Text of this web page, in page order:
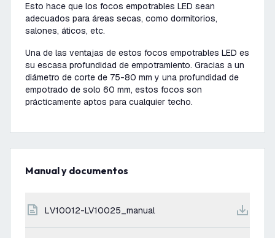
Esto hace que los focos empotrables LED sean
adecuados para áreas secas, como dormitorios,
salones, áticos, etc.
Una de las ventajas de estos focos empotrables LED es
su escasa profundidad de empotramiento. Gracias a un
diámetro de corte de 75-80 mm y una profundidad de
empotrado de solo 60 mm, estos focos son
prácticamente aptos para cualquier techo.
Manual y documentos
LV10012-LV10025_manual